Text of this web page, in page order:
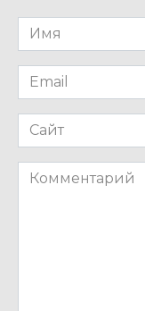
Имя
*
Email
*
Сайт
Комментарий